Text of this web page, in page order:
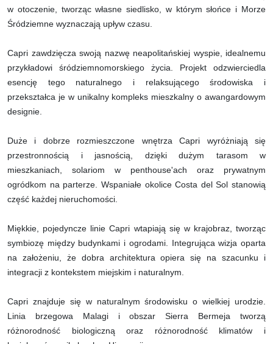
w otoczenie, tworząc własne siedlisko, w którym słońce i Morze
Śródziemne wyznaczają upływ czasu.
Capri zawdzięcza swoją nazwę neapolitańskiej wyspie, idealnemu
przykładowi śródziemnomorskiego życia. Projekt odzwierciedla
esencję tego naturalnego i relaksującego środowiska i
przekształca je w unikalny kompleks mieszkalny o awangardowym
designie.
Duże i dobrze rozmieszczone wnętrza Capri wyróżniają się
przestronnością i jasnością, dzięki dużym tarasom w
mieszkaniach, solariom w penthouse'ach oraz prywatnym
ogródkom na parterze. Wspaniałe okolice Costa del Sol stanowią
część każdej nieruchomości.
Miękkie, pojedyncze linie Capri wtapiają się w krajobraz, tworząc
symbiozę między budynkami i ogrodami. Integrująca wizja oparta
na założeniu, że dobra architektura opiera się na szacunku i
integracji z kontekstem miejskim i naturalnym.
Capri znajduje się w naturalnym środowisku o wielkiej urodzie.
Linia brzegowa Malagi i obszar Sierra Bermeja tworzą
różnorodność biologiczną oraz różnorodność klimatów i